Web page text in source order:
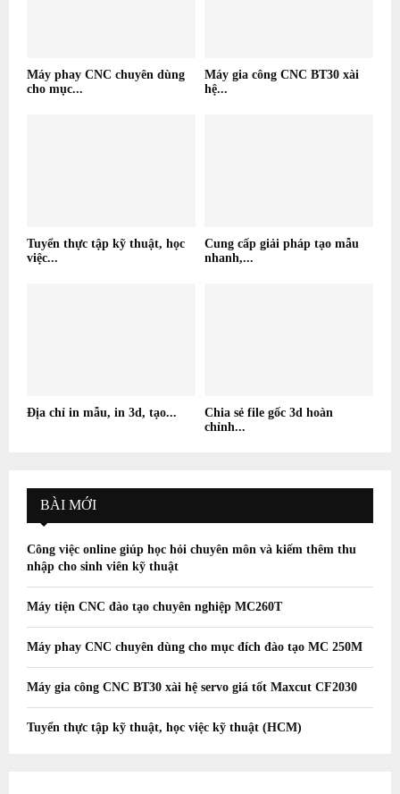
Máy phay CNC chuyên dùng
cho mục...
Máy gia công CNC BT30 xài
hệ...
Tuyển thực tập kỹ thuật, học
việc...
Cung cấp giải pháp tạo mẫu
nhanh,...
Địa chỉ in mẫu, in 3d, tạo...
Chia sẻ file gốc 3d hoàn
chỉnh...
BÀI MỚI
Công việc online giúp học hỏi chuyên môn và kiếm thêm thu
nhập cho sinh viên kỹ thuật
Máy tiện CNC đào tạo chuyên nghiệp MC260T
Máy phay CNC chuyên dùng cho mục đích đào tạo MC 250M
Máy gia công CNC BT30 xài hệ servo giá tốt Maxcut CF2030
Tuyển thực tập kỹ thuật, học việc kỹ thuật (HCM)